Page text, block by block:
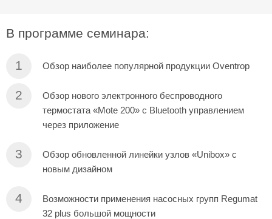
В программе семинара:
Обзор наиболее популярной продукции Oventrop
Обзор нового электронного беспроводного
термостата «Mote 200» с Bluetooth управлением
через приложение
Обзор обновленной линейки узлов «Unibox» с
новым дизайном
Возможности применения насосных групп Regumat
32 plus большой мощности